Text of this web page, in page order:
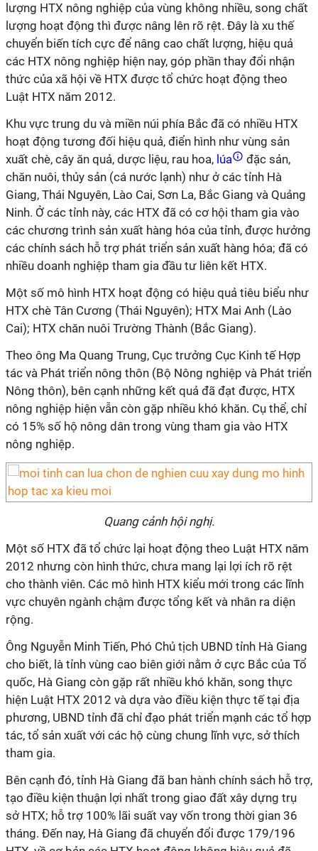
lượng HTX nông nghiệp của vùng không nhiều, song chất
lượng hoạt động thì được nâng lên rõ rệt. Đây là xu thế
chuyển biến tích cực để nâng cao chất lượng, hiệu quả
các HTX nông nghiệp hiện nay, góp phần thay đổi nhận
thức của xã hội về HTX được tổ chức hoạt động theo
Luật HTX năm 2012.
Khu vực trung du và miền núi phía Bắc đã có nhiều HTX
hoạt động tương đối hiệu quả, điển hình như vùng sản
xuất chè, cây ăn quả, dược liệu, rau hoa, lúa
đặc sản,
chăn nuôi, thủy sản (cá nước lạnh) như ở các tỉnh Hà
Giang, Thái Nguyên, Lào Cai, Sơn La, Bắc Giang và Quảng
Ninh. Ở các tỉnh này, các HTX đã có cơ hội tham gia vào
các chương trình sản xuất hàng hóa của tỉnh, được hưởng
các chính sách hỗ trợ phát triển sản xuất hàng hóa; đã có
nhiều doanh nghiệp tham gia đầu tư liên kết HTX.
Một số mô hình HTX hoạt động có hiệu quả tiêu biểu như
HTX chè Tân Cương (Thái Nguyên); HTX Mai Anh (Lào
Cai); HTX chăn nuôi Trường Thành (Bắc Giang).
Theo ông Ma Quang Trung, Cục trưởng Cục Kinh tế Hợp
tác và Phát triển nông thôn (Bộ Nông nghiệp và Phát triển
Nông thôn), bên cạnh những kết quả đã đạt được, HTX
nông nghiệp hiện vẫn còn gặp nhiều khó khăn. Cụ thể, chỉ
có 15% số hộ nông dân trong vùng tham gia vào HTX
nông nghiệp.
Quang cảnh hội nghị.
Một số HTX đã tổ chức lại hoạt động theo Luật HTX năm
2012 nhưng còn hình thức, chưa mang lại lợi ích rõ rệt
cho thành viên. Các mô hình HTX kiểu mới trong các lĩnh
vực chuyên ngành chậm được tổng kết và nhân ra diện
rộng.
Ông Nguyễn Minh Tiến, Phó Chủ tịch UBND tỉnh Hà Giang
cho biết, là tỉnh vùng cao biên giới nằm ở cực Bắc của Tổ
quốc, Hà Giang còn gặp rất nhiều khó khăn, song thực
hiện Luật HTX 2012 và dựa vào điều kiện thực tế tại địa
phương, UBND tỉnh đã chỉ đạo phát triển mạnh các tổ hợp
tác, tổ sản xuất với các hộ cùng chung lĩnh vực, sở thích
tham gia.
Bên cạnh đó, tỉnh Hà Giang đã ban hành chính sách hỗ trợ,
tạo điều kiện thuận lợi nhất trong giao đất xây dựng trụ
sở HTX; hỗ trợ 100% lãi suất vay vốn trong thời gian 36
tháng. Đến nay, Hà Giang đã chuyển đổi được 179/196